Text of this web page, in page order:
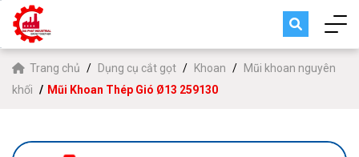
Trang chủ Dụng cụ cắt gọt Khoan
Mũi khoan nguyên
khối
Mũi Khoan Thép Gió Ø13 259130